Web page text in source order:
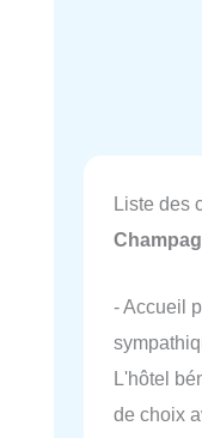
Liste des
- Accueil
L'hôtel
de choix